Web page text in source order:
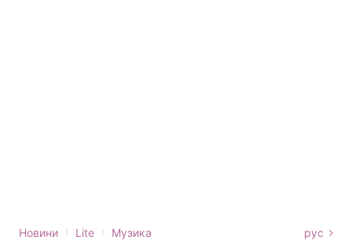
Новини › Lite › Музика рус